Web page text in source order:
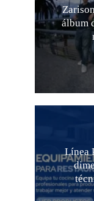
álbum
Línea